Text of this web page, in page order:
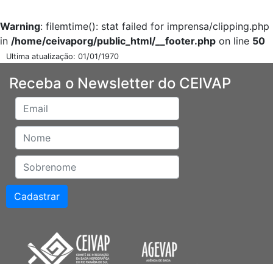
Warning: filemtime(): stat failed for imprensa/clipping.php
in /home/ceivaporg/public_html/__footer.php on line 50
Ultima atualização: 01/01/1970
Receba o Newsletter do CEIVAP